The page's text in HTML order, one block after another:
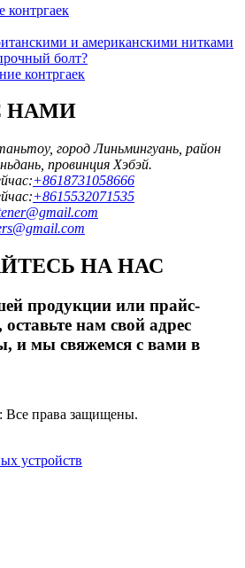
и американскими нитками
болт?
контргаек
НАМИ
город Линьмингуань, район
провинция Хэбэй.
+8618731058666
+8615532071535
НА НАС
продукции или прайс-
нам свой адрес
и мы свяжемся с вами в
Все права защищены.
устройств